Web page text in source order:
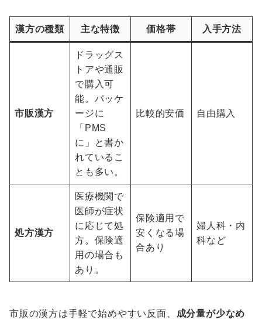
漢方の種類 主な特徴 価格帯 入手方法
市販漢方
ドラッグス
トアや通販
で購入可
能。パッケ
ージに
「PMS
に」と書か
れているこ
とも多い。
比較的安価 自由購入
処方漢方
医療機関で
医師が症状
に応じて処
方。保険適
用の場合も
あり。
保険適用で
安くなる場
合あり
婦人科・内
科など
市販の漢方は手軽で始めやすい反面、 成分量が少なめ